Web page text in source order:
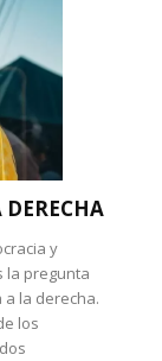
y
la pregunta
la derecha.
los